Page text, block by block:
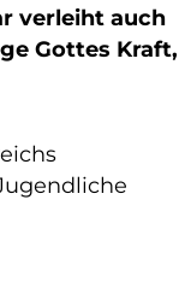
verleiht auch
Gottes Kraft,